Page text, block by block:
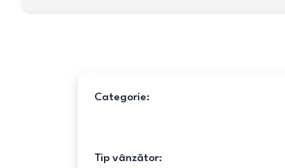
Categorie:
Tip vânzător: